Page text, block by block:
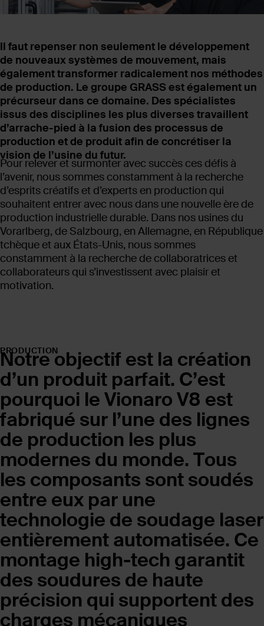
Il faut repenser non seulement le développement
de nouveaux systèmes de mouvement, mais
également transformer radicalement nos méthodes
de production. Le groupe GRASS est également un
précurseur dans ce domaine. Des spécialistes
issus des disciplines les plus diverses travaillent
d’arrache-pied à la fusion des processus de
production et de produit afin de concrétiser la
vision de l’usine du futur.
Pour relever et surmonter avec succès ces défis à
l’avenir, nous sommes constamment à la recherche
d’esprits créatifs et d’experts en production qui
souhaitent entrer avec nous dans une nouvelle ère de
production industrielle durable. Dans nos usines du
Vorarlberg, de Salzbourg, en Allemagne, en République
tchèque et aux États-Unis, nous sommes
constamment à la recherche de collaboratrices et
collaborateurs qui s’investissent avec plaisir et
motivation.
PRODUCTION
Notre objectif est la création
d’un produit parfait. C’est
pourquoi le Vionaro V8 est
fabriqué sur l’une des lignes
de production les plus
modernes du monde. Tous
les composants sont soudés
entre eux par une
technologie de soudage laser
entièrement automatisée. Ce
montage high-tech garantit
des soudures de haute
précision qui supportent des
charges mécaniques